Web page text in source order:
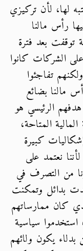
لها، لأن تركيزي
رأس مالنا
بعد فترة
الشركات كانوا
تفاجئوا
مالنا بضائع
الرئيسي هو
المتاحة،
كبيرة
نعتمد على
من التصرف في
بدائل وتمكنت
كان ممارساتهم
استخدموا سياسية
بدلاء يكون ولائهم